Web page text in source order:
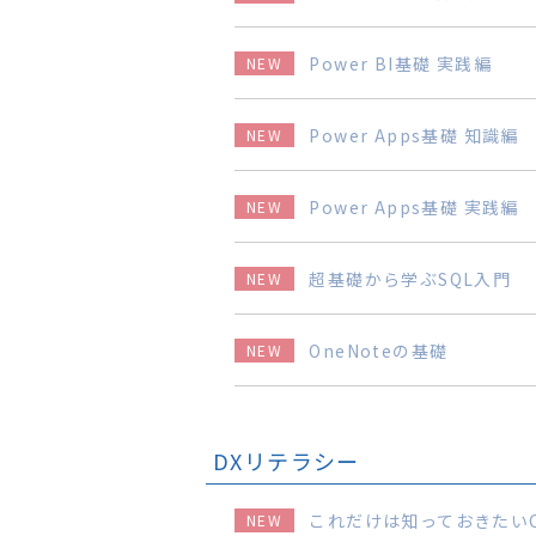
NEW Power BI基礎 実践編
NEW Power Apps基礎 知識編
NEW Power Apps基礎 実践編
NEW 超基礎から学ぶSQL入門
NEW OneNoteの基礎
DXリテラシー
NEW これだけは知っておきた